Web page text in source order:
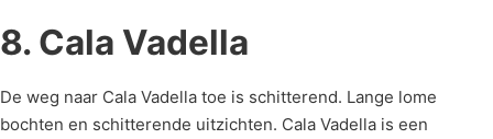
8. Cala Vadella
De weg naar Cala Vadella toe is schitterend. Lange lome
bochten en schitterende uitzichten. Cala Vadella is een